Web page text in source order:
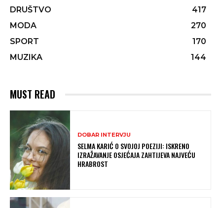
DRUŠTVO
417
MODA
270
SPORT
170
MUZIKA
144
MUST READ
DOBAR INTERVJU
SELMA KARIĆ O SVOJOJ POEZIJI: ISKRENO
IZRAŽAVANJE OSJEĆAJA ZAHTIJEVA NAJVEĆU
HRABROST